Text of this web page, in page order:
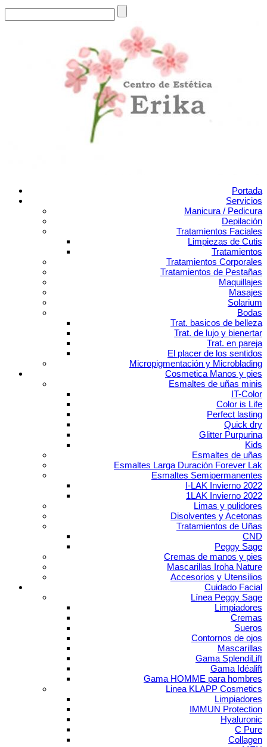
Portada
Servicios
Manicura / Pedicura
Depilación
Tratamientos Faciales
Limpiezas de Cutis
Tratamientos
Tratamientos Corporales
Tratamientos de Pestañas
Maquillajes
Masajes
Solarium
Bodas
Trat. basicos de belleza
Trat. de lujo y bienertar
Trat. en pareja
El placer de los sentidos
Micropigmentación y Microblading
Cosmetica Manos y pies
Esmaltes de uñas minis
IT-Color
Color is Life
Perfect lasting
Quick dry
Glitter Purpurina
Kids
Esmaltes de uñas
Esmaltes Larga Duración Forever Lak
Esmaltes Semipermanentes
I-LAK Invierno 2022
1LAK Invierno 2022
Limas y pulidores
Disolventes y Acetonas
Tratamientos de Uñas
CND
Peggy Sage
Cremas de manos y pies
Mascarillas Iroha Nature
Accesorios y Utensilios
Cuidado Facial
Línea Peggy Sage
Limpiadores
Cremas
Sueros
Contornos de ojos
Mascarillas
Gama SplendiLift
Gama Idéalift
Gama HOMME para hombres
Linea KLAPP Cosmetics
Limpiadores
IMMUN Protection
Hyaluronic
C Pure
Collagen